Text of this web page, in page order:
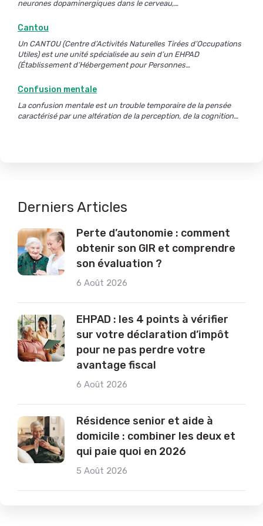
neurones dopaminergiques dans le cerveau,…
Cantou
Un CANTOU (Centre d’Activités Naturelles Tirées d’Occupations
Utiles) est une unité spécialisée au sein d’un EHPAD
(Établissement d’Hébergement pour Personnes…
Confusion mentale
La confusion mentale est un trouble temporaire de la pensée
caractérisé par une altération de la perception, de la cognition…
Derniers Articles
Perte d’autonomie : comment
obtenir son GIR et comprendre
son évaluation ?
6 Août 2026
EHPAD : les 4 points à vérifier
sur votre déclaration d’impôt
pour ne pas perdre votre
avantage fiscal
6 Août 2026
Résidence senior et aide à
domicile : combiner les deux et
qui paie quoi en 2026
5 Août 2026